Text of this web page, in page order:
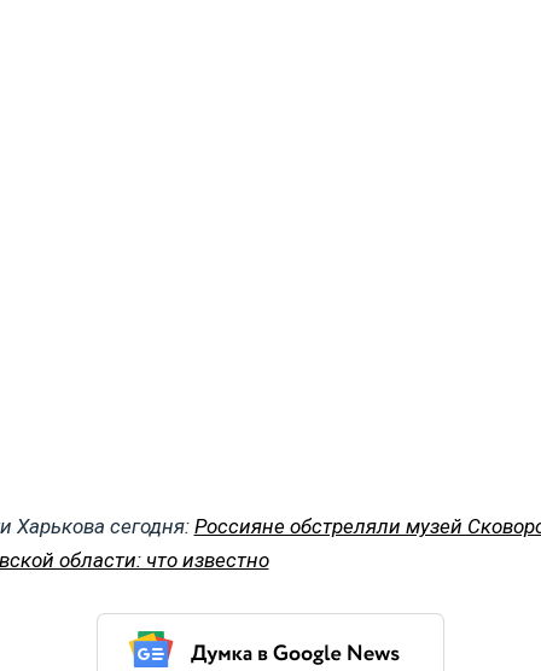
Харькова сегодня: Россияне обстреляли музей
области: что известно